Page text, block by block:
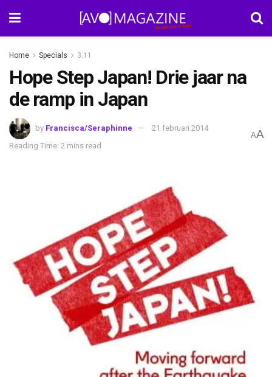
Home Specials 3.11
Hope Step Japan! Drie jaar na
de ramp in Japan
by Francisca/Seraphinne
21 februari 2014
Reading Time: 2 mins read
AA